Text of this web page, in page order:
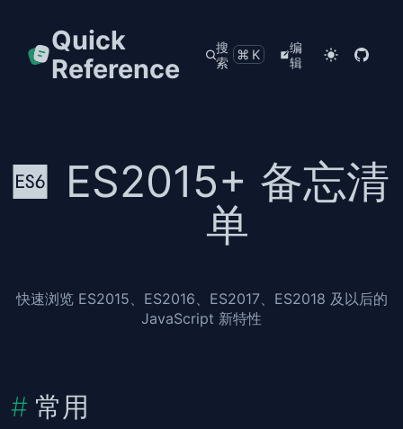
Quick
Reference
搜
索
⌘K
编
辑
ES2015+ 备忘清
单
快速浏览 ES2015、ES2016、ES2017、ES2018 及以后的
JavaScript 新特性
常用